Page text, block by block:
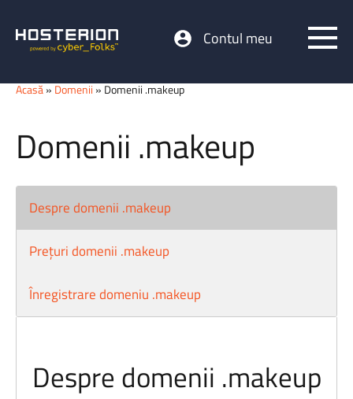
Contul meu
Acasă» Domenii » Domenii .makeup
Domenii .makeup
Despre domenii .makeup
Prețuri domenii .makeup
Înregistrare domeniu .makeup
Despre domenii .makeup